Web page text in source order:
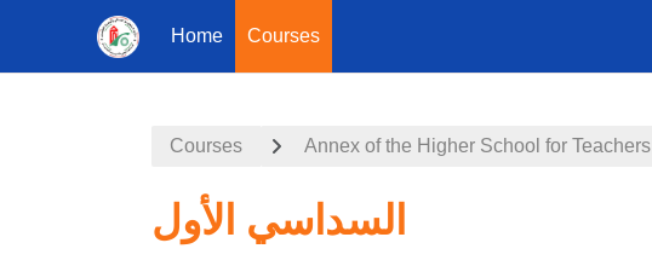
Home Courses
Courses Annex of the Higher School for Teachers
السداسي الأول